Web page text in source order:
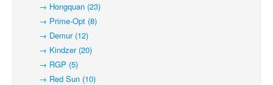
→ Hongquan (23)
→ Prime-Opt (8)
→ Demur (12)
→ Kindzer (20)
→ RGP (5)
→ Red Sun (10)